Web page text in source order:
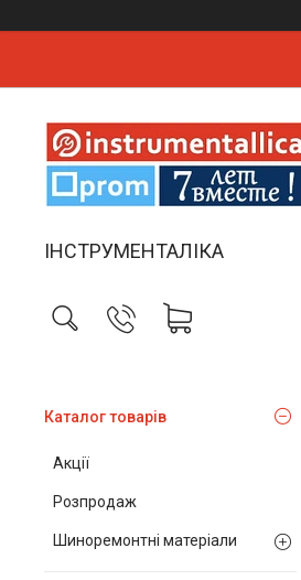
ІНСТРУМЕНТАЛІКА
Каталог товарів
Акції
Розпродаж
Шиноремонтні матеріали